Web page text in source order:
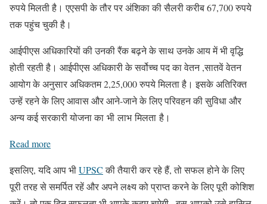
रुपये मिलती है। एएसपी के तौर पर अंशिका की सैलरी करीब 67,700 रुपये
तक पहुंच चुकी है।
आईपीएस अधिकारियों की उनकी रैंक बढ़ने के साथ उनके आय में भी वृद्धि
होती रहती है। आईपीएस अधिकारी के सर्वोच्च पद का वेतन ,सातवें वेतन
आयोग के अनुसार अधिकतम 2,25,000 रुपये मिलता है। इसके अतिरिक्त
उन्हें रहने के लिए आवास और आने-जाने के लिए परिवहन की सुविधा और
अन्य कई सरकारी योजना का भी लाभ मिलता है।
Read more
इसलिए, यदि आप भीUPSCकी तैयारी कर रहे हैं, तो सफल होने के लिए
पूरी तरह से समर्पित रहें और अपने लक्ष्य को प्राप्त करने के लिए पूरी कोशिश